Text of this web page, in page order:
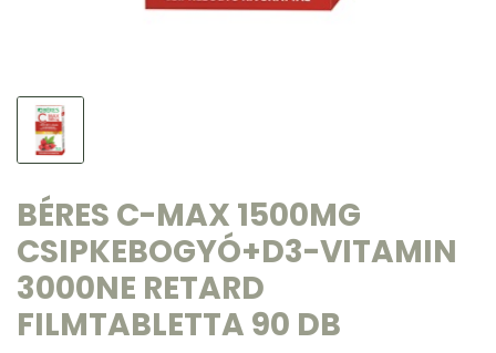
BÉRES C-MAX 1500MG
CSIPKEBOGYÓ+D3-VITAMIN
3000NE RETARD
FILMTABLETTA 90 DB